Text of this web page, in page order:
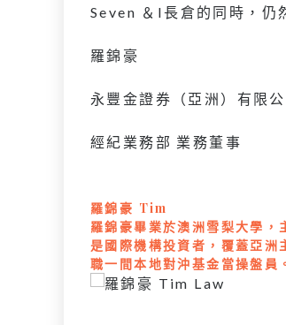
Seven ＆I長倉的同時，仍
羅錦豪
永豐金證券（亞洲）有限
經紀業務部 業務董事
羅錦豪 Tim
羅錦豪畢業於澳洲雪梨大學
是國際機構投資者，覆蓋亞
職一間本地對沖基金當操盤員